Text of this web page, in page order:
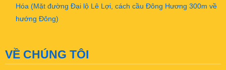
Hóa (Mặt đường Đại lộ Lê Lợi, cách cầu Đông Hương 300m về
hướng Đông)
VỀ CHÚNG TÔI